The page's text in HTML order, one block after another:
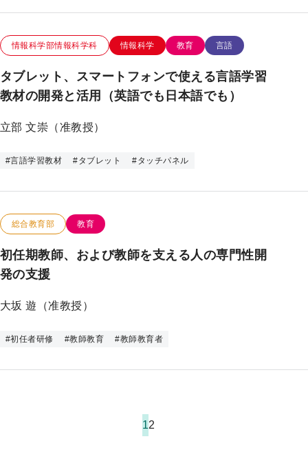
この研究のカテゴリー
情報科学部情報科学科 情報科学 教育 言語
タブレット、スマートフォンで使える言語学習
教材の開発と活用（英語でも日本語でも）
立部 文崇（准教授）
この研究のキーワード
#言語学習教材 #タブレット #タッチパネル
この研究のカテゴリー
総合教育部 教育
初任期教師、および教師を支える人の専門性開
発の支援
大坂 遊（准教授）
この研究のキーワード
#初任者研修 #教師教育 #教師教育者
12